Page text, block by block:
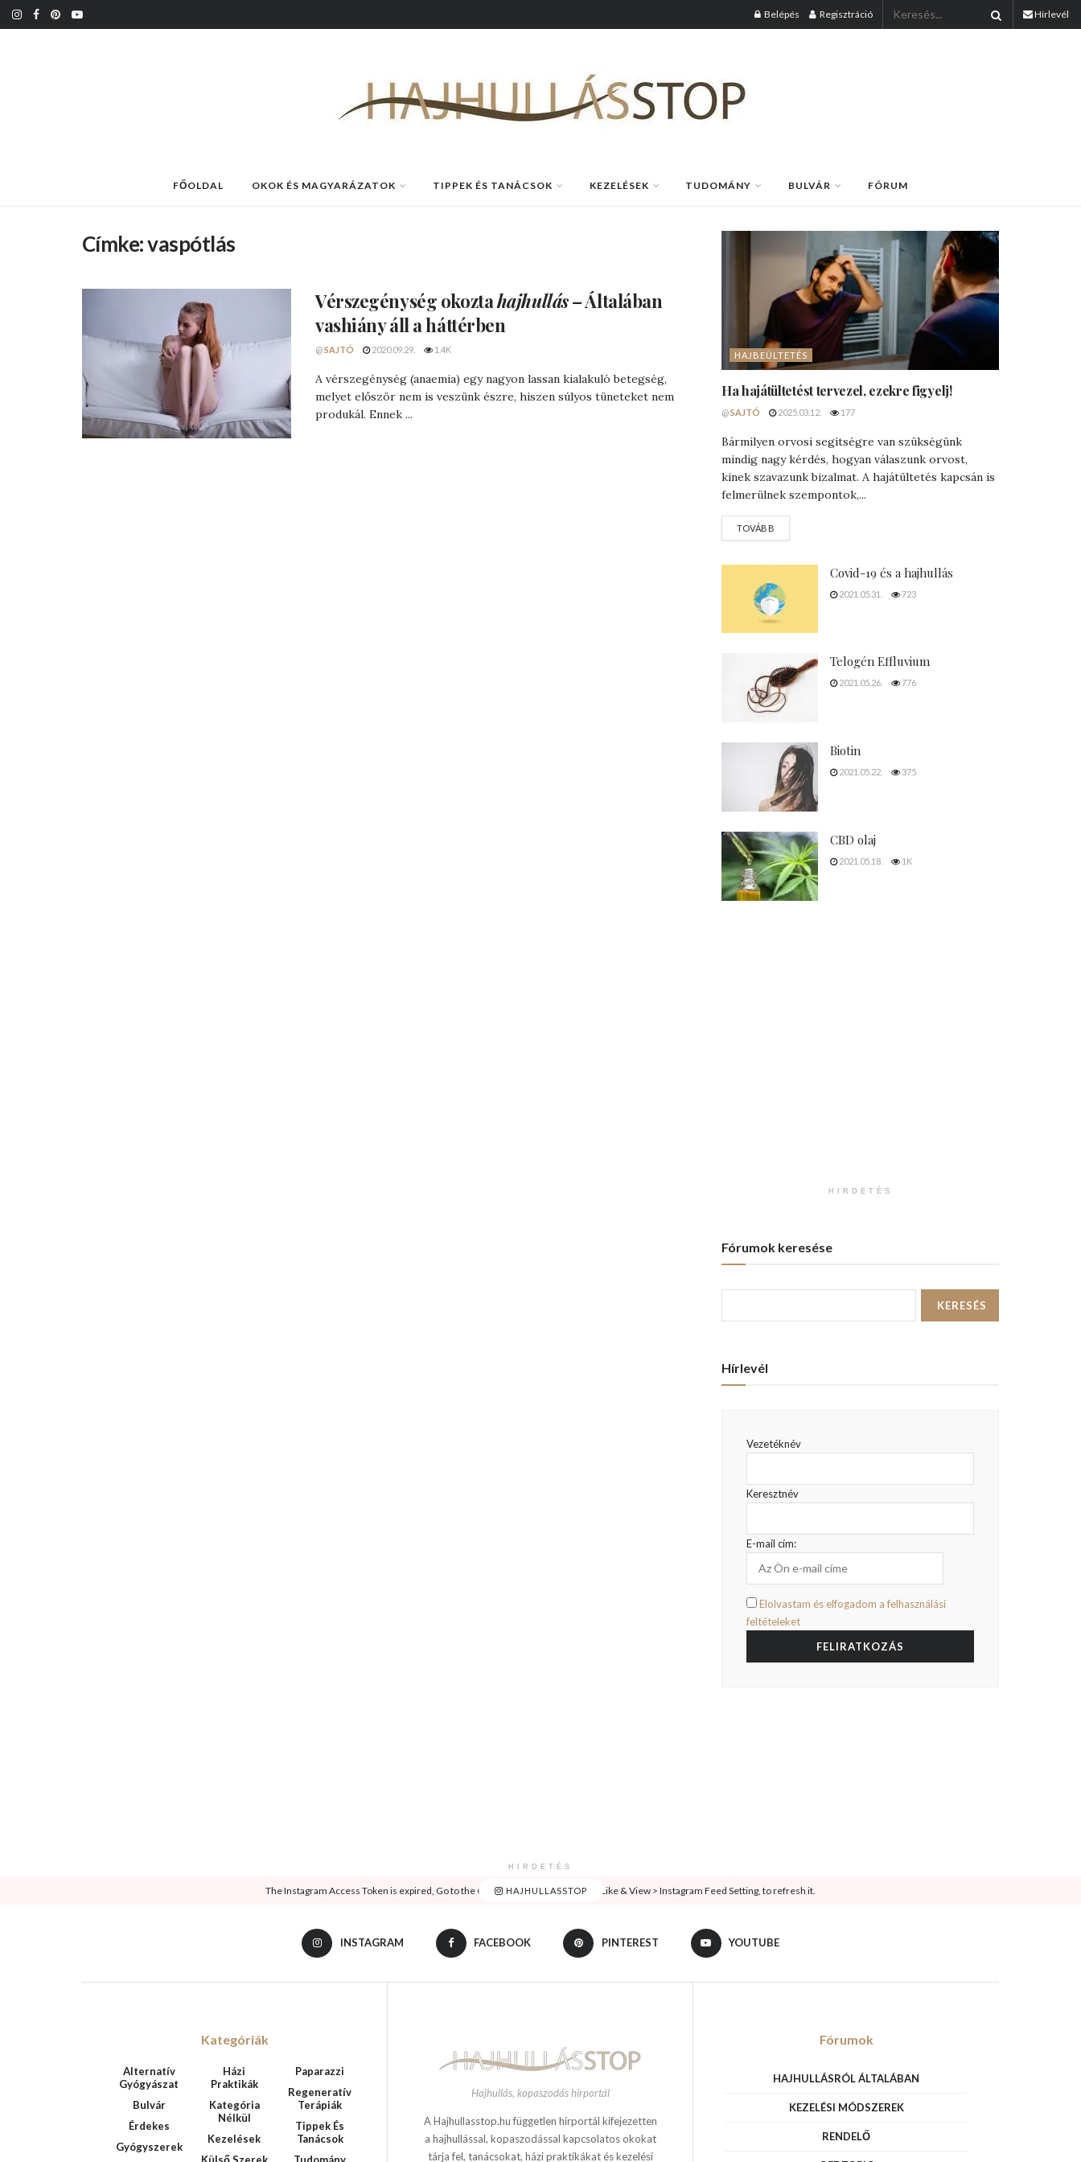
Belépés Regisztráció Hírlevél
FŐOLDAL OKOK ÉS MAGYARÁZATOK TIPPEK ÉS TANÁCSOK KEZELÉSEK TUDOMÁNY BULVÁR FÓRUM
Címke:vaspótlás
Vérszegénység okoztahajhullás– Általában
vashiány áll a háttérben
@SAJTÓ 2020.09.29. 1.4K
A vérszegénység (anaemia) egy nagyon lassan kialakuló betegség,
melyet először nem is veszünk észre, hiszen súlyos tüneteket nem
produkál. Ennek ...
HAJBEÜLTETÉS
Ha hajátültetést tervezel, ezekre figyelj!
@SAJTÓ 2025.03.12. 177
Bármilyen orvosi segítségre van szükségünk
mindig nagy kérdés, hogyan válaszunk orvost,
kinek szavazunk bizalmat. A hajátültetés kapcsán is
felmerülnek szempontok,...
TOVÁBB
Covid-19 és a hajhullás
2021.05.31. 723
Telogén Effluvium
2021.05.26. 776
Biotin
2021.05.22. 375
CBD olaj
2021.05.18. 1K
HIRDETÉS
Fórumok keresése
Hírlevél
Vezetéknév
Keresztnév
E-mail cím:
Elolvastam és elfogadom a felhasználási
feltételeket
HIRDETÉS
HAJHULLASSTOP
The Instagram Access Token is expired, Go to the Customizer > JNews : Social, Like & View > Instagram Feed Setting, to refresh it.
INSTAGRAM FACEBOOK PINTEREST YOUTUBE
Kategóriák
Alternatív
Gyógyászat
Bulvár
Érdekes
Gyógyszerek
Házi
Praktikák
Kategória
Nélkül
Kezelések
Külső Szerek
Paparazzi
Regeneratív
Terápiák
Tippek És
Tanácsok
Tudomány
Hajhullás, kopaszodás hírportál
A Hajhullasstop.hu független hírportál kifejezetten
a hajhullással, kopaszodással kapcsolatos okokat
tárja fel, tanácsokat, házi praktikákat és kezelési
Fórumok
HAJHULLÁSRÓL ÁLTALÁBAN
KEZELÉSI MÓDSZEREK
RENDELŐ